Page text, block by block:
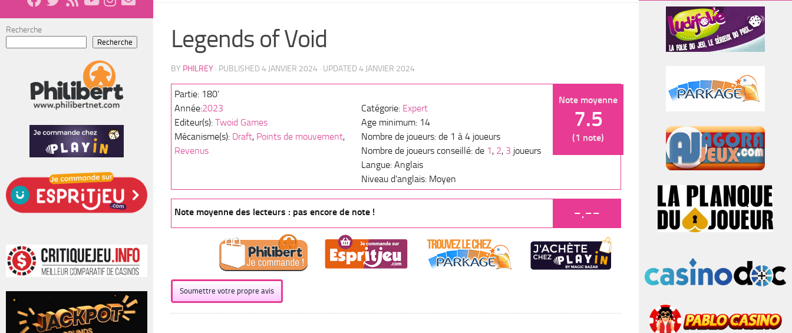
Legends of Void
BY PHILREY · PUBLISHED 4 JANVIER 2024 · UPDATED 4 JANVIER 2024
Note moyenne
7.5
(1 note)
Partie: 180'
Année:2023
Editeur(s): Twoid Games
Mécanisme(s): Draft, Points de mouvement,
Revenus
Catégorie: Expert
Age minimum: 14
Nombre de joueurs: de 1 à 4 joueurs
Nombre de joueurs conseillé: de 1 , 2, 3 joueurs
Langue: Anglais
Niveau d'anglais: Moyen
Note moyenne des lecteurs : pas encore de note ! -.--
Soumettre votre propre avis
Recherche
Recherche